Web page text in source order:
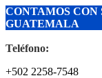
CONTAMOS
GUATEMALA
Teléfono:
+502 2258-7548